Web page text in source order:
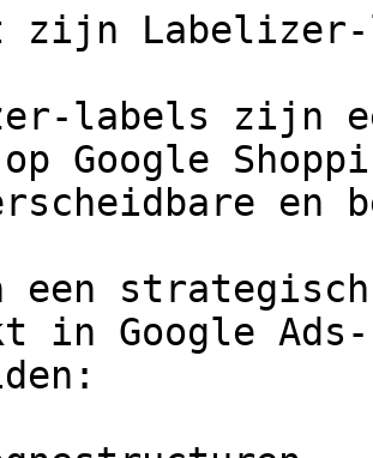
zijn
labels zijn
Google
en
een
in Google Ads-